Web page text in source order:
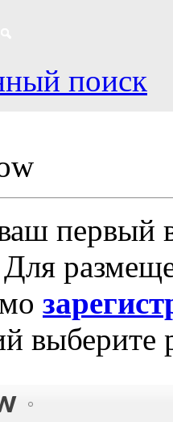
поиск
первый
выберите